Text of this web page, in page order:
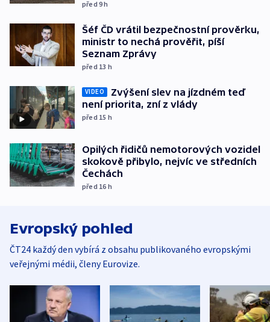
před 9h
Šéf ČD vrátil bezpečnostní prověrku,
ministr to nechá prověřit, píší
Seznam Zprávy
před 13 h
VIDEO
Zvýšení slev na jízdném teď
není priorita, zní z vlády
před 15 h
Opilých řidičů nemotorových vozidel
skokově přibylo, nejvíc ve středních
Čechách
před 16 h
Evropský pohled
ČT24 každý den vybírá z obsahu publikovaného evropskými
veřejnými médii, členy Eurovize.